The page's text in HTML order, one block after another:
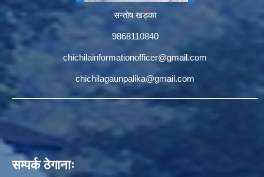
सन्तोष खड्का
9868110840
chichilainformationofficer@gmail.com
chichilagaunpalika@gmail.com
सम्पर्क ठेगानाः